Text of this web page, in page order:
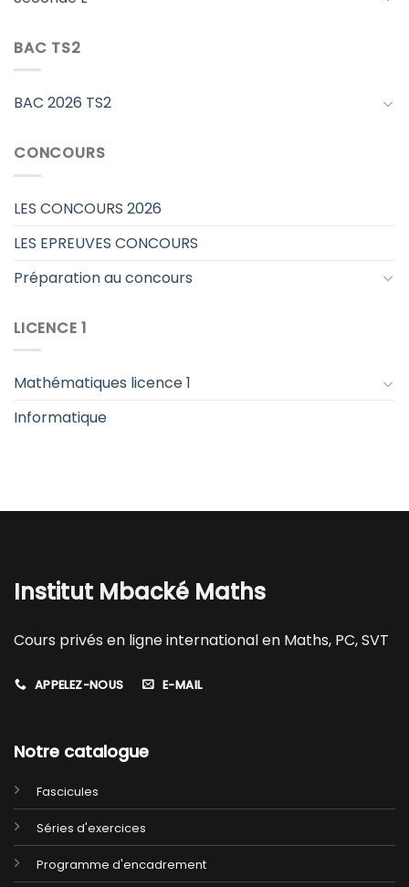
BAC TS2
BAC 2026 TS2
CONCOURS
LES CONCOURS 2026
LES EPREUVES CONCOURS
Préparation au concours
LICENCE 1
Mathématiques licence 1
Informatique
Institut Mbacké Maths
Cours privés en ligne international en Maths, PC, SVT
APPELEZ-NOUS E-MAIL
Notre catalogue
Fascicules
Séries d'exercices
Programme d'encadrement